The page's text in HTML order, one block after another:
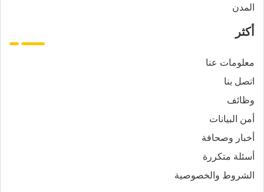
المدن
أكثر
معلومات عنا
اتصل بنا
وظائف
أمن البيانات
أخبار وصحافة
أسئلة متكررة
الشروط والخصوصية